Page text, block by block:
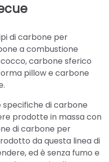
di carbone per
a combustione
carbone sferico
pillow e carbone
specifiche di carbone
prodotte in massa con
di carbone per
da questa linea di
ed è senza fumo e